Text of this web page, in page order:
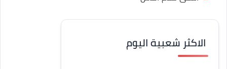
الاكثر شعبية اليوم